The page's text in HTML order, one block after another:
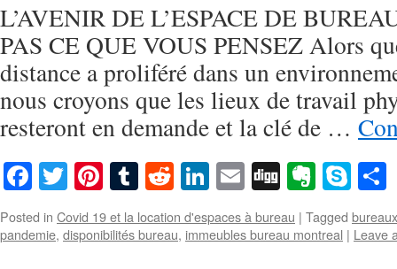
L’AVENIR DE L’ESPACE DE
PAS CE QUE VOUS PENSEZ Alors
distance a proliféré dans un
nous croyons que les lieux de travail
resteront en demande et la clé de …
Facebook
TwitterPinterest
Tumblr
RedditLinkedIn
EmailDigg
Posted in Covid 19 et la location d'espaces à bureau | Tagged
pandemie, disponibilités bureau, immeubles bureau montreal | Leave